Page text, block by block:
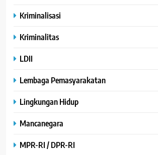
Kriminalisasi
Kriminalitas
LDII
Lembaga Pemasyarakatan
Lingkungan Hidup
Mancanegara
MPR-RI / DPR-RI